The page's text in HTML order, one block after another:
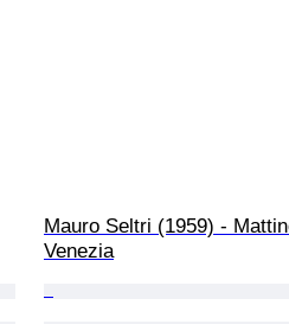
Mauro Seltri (1959) -
Venezia